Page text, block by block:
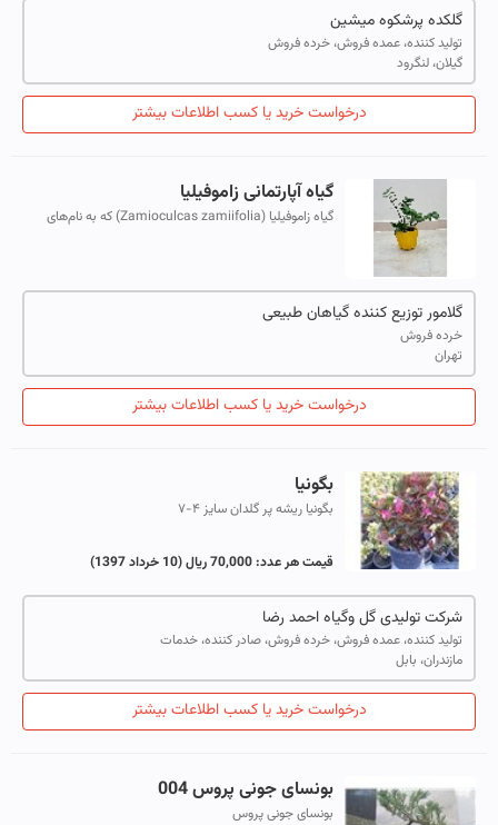
گلکده پرشکوه میشین
تولید کننده، عمده فروش، خرده فروش
گیلان، لنگرود
درخواست خرید یا کسب اطلاعات بیشتر
گیاه آپارتمانی زاموفیلیا
گیاه زاموفیلیا (Zamioculcas zamiifolia) که به نام‌های
گلامور توزیع کننده گیاهان طبیعی
خرده فروش
تهران
درخواست خرید یا کسب اطلاعات بیشتر
بگونیا
بگونیا ریشه پر گلدان سایز ۴-۷
قیمت هر عدد:70,000 ریال (10 خرداد 1397)
شرکت تولیدی گل وگیاه احمد رضا
تولید کننده، عمده فروش، خرده فروش، صادر کننده، خدمات
مازندران، بابل
درخواست خرید یا کسب اطلاعات بیشتر
بونسای جونی پروس 004
بونسای جونی پروس